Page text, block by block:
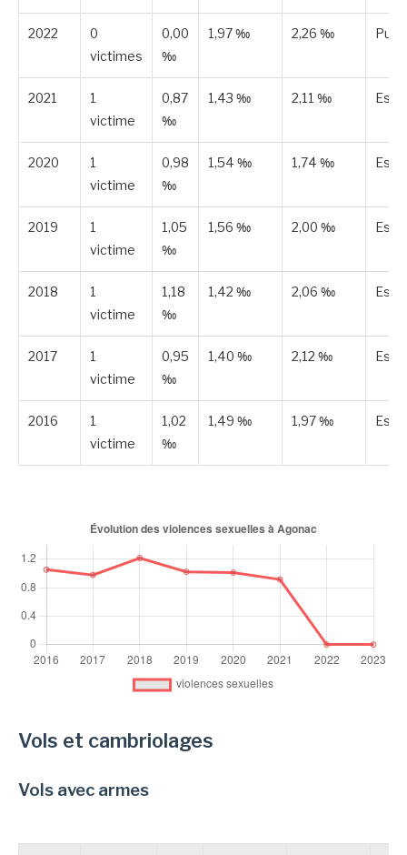
2022
0
victimes
0,00
‰
1,97 ‰ 2,26 ‰
2021
1
victime
0,87
‰
1,43 ‰ 2,11 ‰
2020
1
victime
0,98
‰
1,54 ‰ 1,74 ‰
2019
1
victime
1,05
‰
1,56 ‰ 2,00 ‰
2018
1
victime
1,18
‰
1,42 ‰ 2,06 ‰
2017
1
victime
0,95
‰
1,40 ‰ 2,12 ‰
2016
1
victime
1,02
‰
1,49 ‰ 1,97 ‰
Vols et cambriolages
Vols avec armes